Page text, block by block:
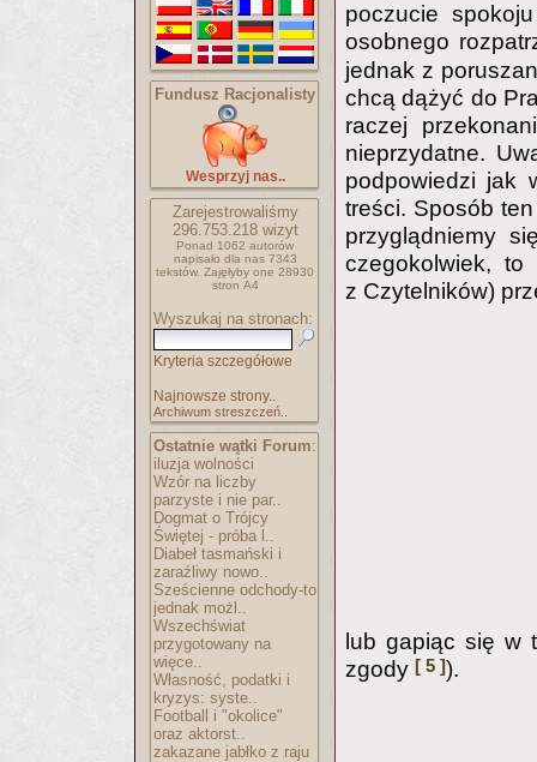
Fundusz Racjonalisty
Wesprzyj nas..
Zarejestrowaliśmy
296.753.218wizyt
Ponad 1062 autorów
napisało dla nas 7343
tekstów. Zajęłyby one 28930
stron A4
Wyszukaj na stronach:
Kryteria szczegółowe
Najnowsze strony..
Archiwum streszczeń..
Ostatnie wątki Forum:
iluzja wolności
Wzór na liczby
parzyste i nie par..
Dogmat o Trójcy
Świętej - próba l..
Diabeł tasmański i
zaraźliwy nowo..
Sześcienne odchody-to
jednak możl..
Wszechświat
przygotowany na
więce..
Własność, podatki i
kryzys: syste..
Football i "okolice"
oraz aktorst..
zakazane jabłko z raju
poczucie
osobnego
jednak z
chcą dążyć do
raczej
nieprzydatne.
podpowiedzi jak
treści. Sposób
przyglądniemy
czegokolwiek,
z Czytelników)
lub gapiąc się w
zgody [ 5 ]).